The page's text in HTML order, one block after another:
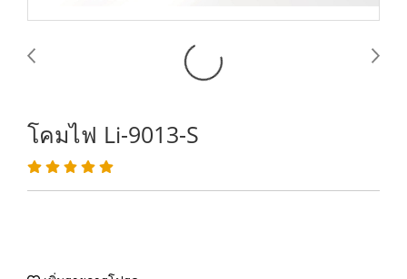
โคมไฟ Li-9013-S